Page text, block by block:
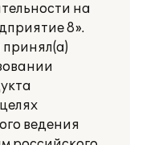
на
8».
ведения